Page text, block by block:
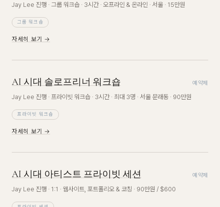
Jay Lee 진행 · 그룹 워크숍 · 3시간 · 오프라인 & 온라인 · 서울 · 15만원
그룹 워크숍
자세히 보기 →
AI 시대 솔로프리너 워크숍 예약제
Jay Lee 진행 · 프라이빗 워크숍 · 3시간 · 최대 3명 · 서울 문래동 · 90만원
프라이빗 워크숍
자세히 보기 →
AI 시대 아티스트 프라이빗 세션 예약제
Jay Lee 진행 · 1:1 · 웹사이트, 포트폴리오 & 코칭 · 90만원 / $600